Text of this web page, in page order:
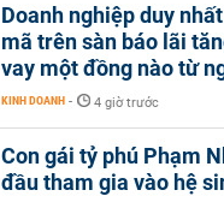
Doanh nghiệp duy
mã trên sàn báo lãi
vay một đồng nào từ
KINH DOANH - 4 giờ trước
Con gái tỷ phú Phạm
đầu tham gia vào hệ